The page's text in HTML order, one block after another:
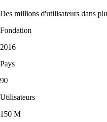
Des millions d'utilisateurs dans
Fondation
2016
Pays
90
Utilisateurs
150 M